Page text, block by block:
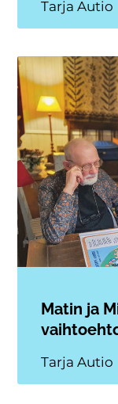
Tarja Autio
Matin ja
Tarja Autio